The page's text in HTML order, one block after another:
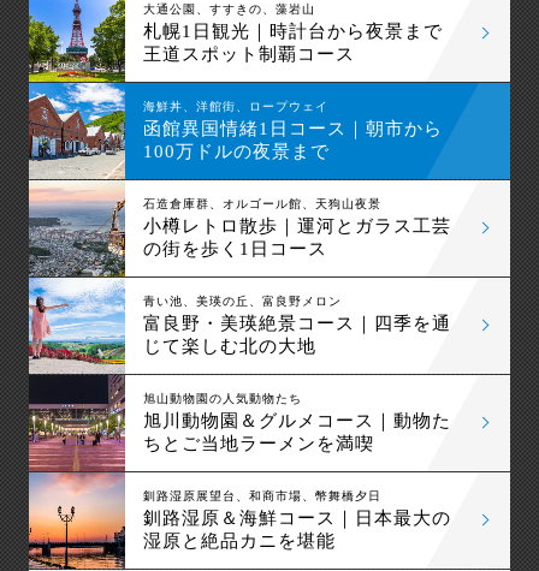
大通公園、すすきの、藻岩山
札幌1日観光｜時計台から夜景まで
王道スポット制覇コース
海鮮丼、洋館街、ロープウェイ
函館異国情緒1日コース｜朝市から
100万ドルの夜景まで
石造倉庫群、オルゴール館、天狗山夜景
小樽レトロ散歩｜運河とガラス工芸
の街を歩く1日コース
青い池、美瑛の丘、富良野メロン
富良野・美瑛絶景コース｜四季を通
じて楽しむ北の大地
旭山動物園の人気動物たち
旭川動物園＆グルメコース｜動物た
ちとご当地ラーメンを満喫
釧路湿原展望台、和商市場、幣舞橋夕日
釧路湿原＆海鮮コース｜日本最大の
湿原と絶品カニを堪能